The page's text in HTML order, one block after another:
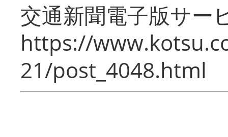
交通新聞電子版サー
https://
21/post_4048.html